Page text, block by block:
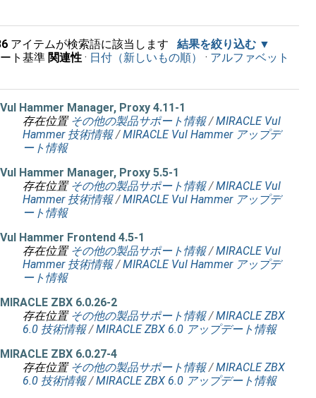
アイテムが検索語に該当します
結果を絞り込む
ト基準 関連性 · 日付（新しいもの順） · アルファベット
Vul Hammer Manager, Proxy 4.11-1
存在位置 その他の製品サポート情報 /MIRACLE Vul
Hammer 技術情報 /MIRACLE Vul Hammer アップデ
ート情報
Vul Hammer Manager, Proxy 5.5-1
存在位置 その他の製品サポート情報 /MIRACLE Vul
Hammer 技術情報 /MIRACLE Vul Hammer アップデ
ート情報
Vul Hammer Frontend 4.5-1
存在位置 その他の製品サポート情報 /MIRACLE Vul
Hammer 技術情報 /MIRACLE Vul Hammer アップデ
ート情報
MIRACLE ZBX 6.0.26-2
存在位置 その他の製品サポート情報 /MIRACLE ZBX
6.0 技術情報 /MIRACLE ZBX 6.0 アップデート情報
MIRACLE ZBX 6.0.27-4
存在位置 その他の製品サポート情報 /MIRACLE ZBX
6.0 技術情報 /MIRACLE ZBX 6.0 アップデート情報